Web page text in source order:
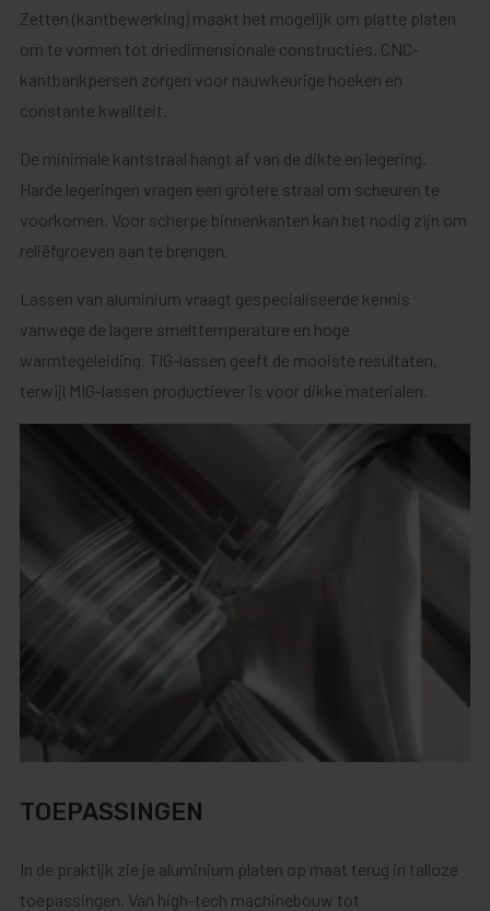
Zetten (kantbewerking) maakt het mogelijk om platte platen
om te vormen tot driedimensionale constructies. CNC-
kantbankpersen zorgen voor nauwkeurige hoeken en
constante kwaliteit.
De minimale kantstraal hangt af van de dikte en legering.
Harde legeringen vragen een grotere straal om scheuren te
voorkomen. Voor scherpe binnenkanten kan het nodig zijn om
reliëfgroeven aan te brengen.
Lassen van aluminium vraagt gespecialiseerde kennis
vanwege de lagere smelttemperature en hoge
warmtegeleiding. TIG-lassen geeft de mooiste resultaten,
terwijl MIG-lassen productiever is voor dikke materialen.
TOEPASSINGEN
In de praktijk zie je aluminium platen op maat terug in talloze
toepassingen. Van high-tech machinebouw tot